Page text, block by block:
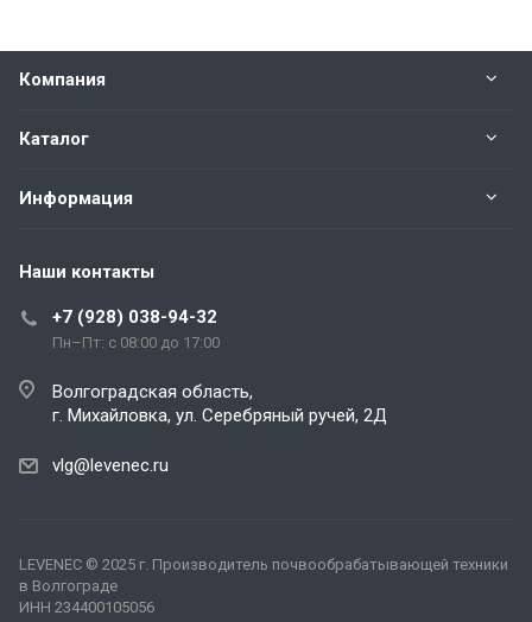
Компания
Каталог
Информация
Наши контакты
+7 (928) 038-94-32
Пн–Пт: с 08:00 до 17:00
Волгоградская область,
г. Михайловка, ул. Серебряный ручей, 2Д
vlg@levenec.ru
LEVENEC © 2025 г. Производитель почвообрабатывающей техники
в Волгограде
ИНН 234400105056